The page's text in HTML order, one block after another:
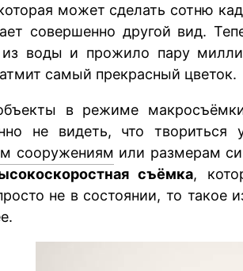
может сделать сотню
совершенно другой вид.
воды и прожило пару
самый прекрасный цветок.
в режиме
не видеть, что
сооружениям или размерам
съёмка,
не в состоянии, то такое